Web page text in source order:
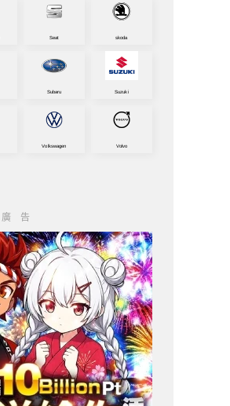
Seat skoda
Subaru Suzuki
Volkswagen Volvo
廣告